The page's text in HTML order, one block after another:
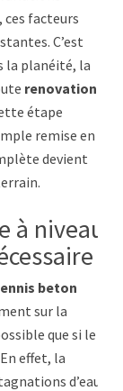
ces facteurs
C’est
la planéité, la
renovation
étape
remise en
devient
à niveau
?
beton
sur la
que si le
effet, la
d’eau